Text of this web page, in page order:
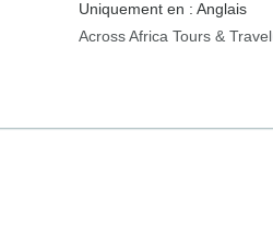
Uniquement en : Anglais
Across Africa Tours & Travel